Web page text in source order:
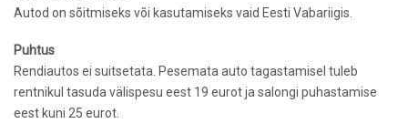
Autod on sõitmiseks või kasutamiseks vaid Eesti Vabariigis.
Puhtus
Rendiautos ei suitsetata. Pesemata auto tagastamisel tuleb
rentnikul tasuda välispesu eest 19 eurot ja salongi puhastamise
eest kuni 25 eurot.